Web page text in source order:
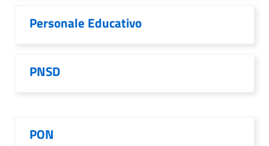
Personale Educativo
PNSD
PON